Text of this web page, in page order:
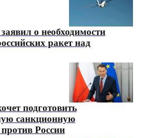
о необходимости
ракет над
подготовить
санкционную
России